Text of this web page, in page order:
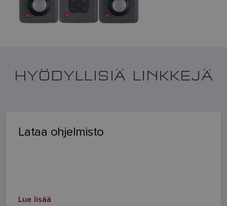
HYÖDYLLISIÄ LINKKEJÄ
Lataa ohjelmisto
Lue lisää